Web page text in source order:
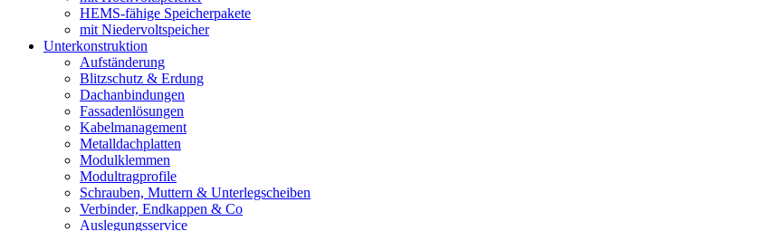
HEMS-fähige Speicherpakete
mit Niedervoltspeicher
Unterkonstruktion
Aufständerung
Blitzschutz & Erdung
Dachanbindungen
Fassadenlösungen
Kabelmanagement
Metalldachplatten
Modulklemmen
Modultragprofile
Schrauben, Muttern & Unterlegscheiben
Verbinder, Endkappen & Co
Auslegungsservice